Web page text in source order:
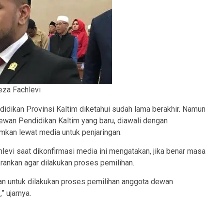
Fachlevi
Provinsi Kaltim diketahui sudah lama berakhir. Namun
Pendidikan Kaltim yang baru, diawali dengan
lewat media untuk penjaringan.
saat dikonfirmasi media ini mengatakan, jika benar masa
agar dilakukan proses pemilihan.
untuk dilakukan proses pemilihan anggota dewan
ujarnya.